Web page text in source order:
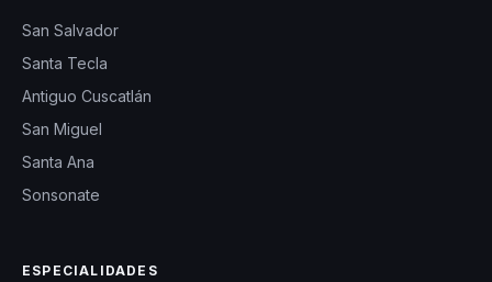
San Salvador
Santa Tecla
Antiguo Cuscatlán
San Miguel
Santa Ana
Sonsonate
ESPECIALIDADES